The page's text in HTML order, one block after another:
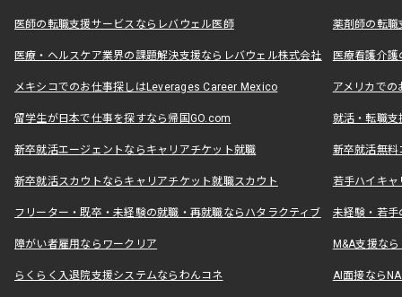
医師の転職支援サービスならレバウェル医師 薬剤師の転
医療・ヘルスケア業界の課題解決支援ならレバウェル株式会社 医療看護介
メキシコでのお仕事探しはLeverages Career Mexico アメリカで
留学生が日本で仕事を探すなら帰国GO.com 就活・転職
新卒就活エージェントならキャリアチケット就職 新卒就活無料
新卒就活スカウトならキャリアチケット就職スカウト 若手ハイキ
フリーター・既卒・未経験の就職・再就職ならハタラクティブ 未経験・若手
障がい者雇用ならワークリア M&A支援な
らくらく入退院支援システムならわんコネ AI面接なら